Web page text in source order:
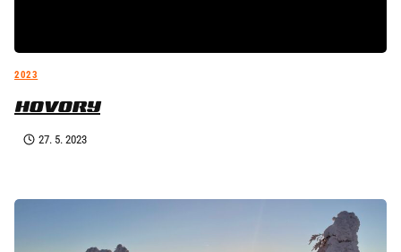
2023
HOVORY
27. 5. 2023